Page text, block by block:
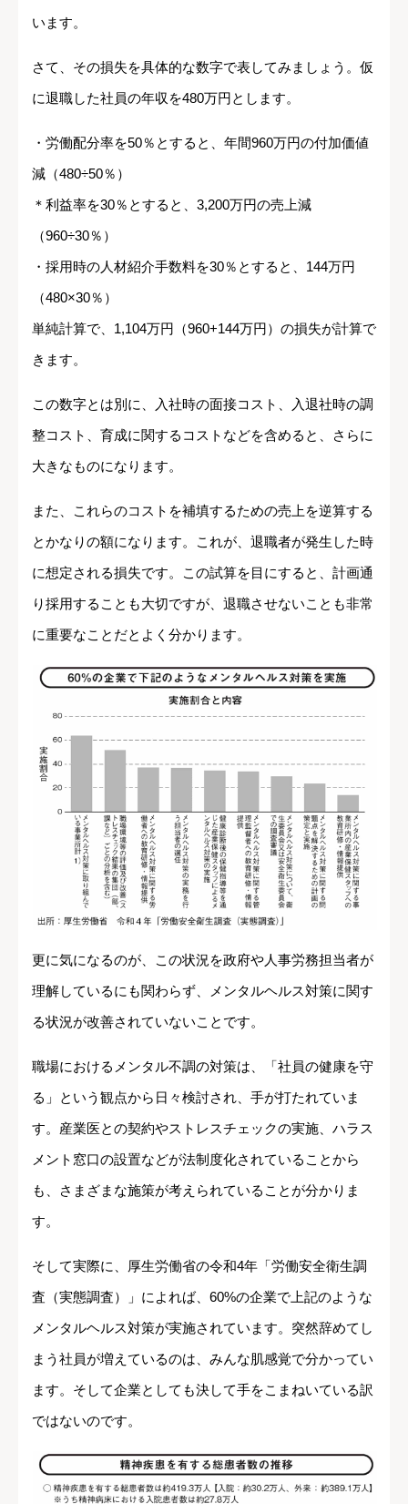
います。
さて、その損失を具体的な数字で表してみましょう。仮
に退職した社員の年収を480万円とします。
・労働配分率を50％とすると、年間960万円の付加価値
減（480÷50％）
＊利益率を30％とすると、3,200万円の売上減
（960÷30％）
・採用時の人材紹介手数料を30％とすると、144万円
（480×30％）
単純計算で、1,104万円（960+144万円）の損失が計算で
きます。
この数字とは別に、入社時の面接コスト、入退社時の調
整コスト、育成に関するコストなどを含めると、さらに
大きなものになります。
また、これらのコストを補填するための売上を逆算する
とかなりの額になります。これが、退職者が発生した時
に想定される損失です。この試算を目にすると、計画通
り採用することも大切ですが、退職させないことも非常
に重要なことだとよく分かります。
更に気になるのが、この状況を政府や人事労務担当者が
理解しているにも関わらず、メンタルヘルス対策に関す
る状況が改善されていないことです。
職場におけるメンタル不調の対策は、「社員の健康を守
る」という観点から日々検討され、手が打たれていま
す。産業医との契約やストレスチェックの実施、ハラス
メント窓口の設置などが法制度化されていることから
も、さまざまな施策が考えられていることが分かりま
す。
そして実際に、厚生労働省の令和4年「労働安全衛生調
査（実態調査）」によれば、60%の企業で上記のような
メンタルヘルス対策が実施されています。突然辞めてし
まう社員が増えているのは、みんな肌感覚で分かってい
ます。そして企業としても決して手をこまねいている訳
ではないのです。